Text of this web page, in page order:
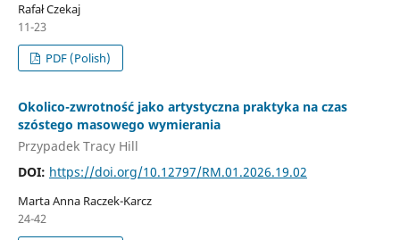
Rafał Czekaj
11-23
PDF (Polish)
Okolico-zwrotność jako artystyczna praktyka na czas
szóstego masowego wymierania
Przypadek Tracy Hill
DOI: https://doi.org/10.12797/RM.01.2026.19.02
Marta Anna Raczek-Karcz
24-42